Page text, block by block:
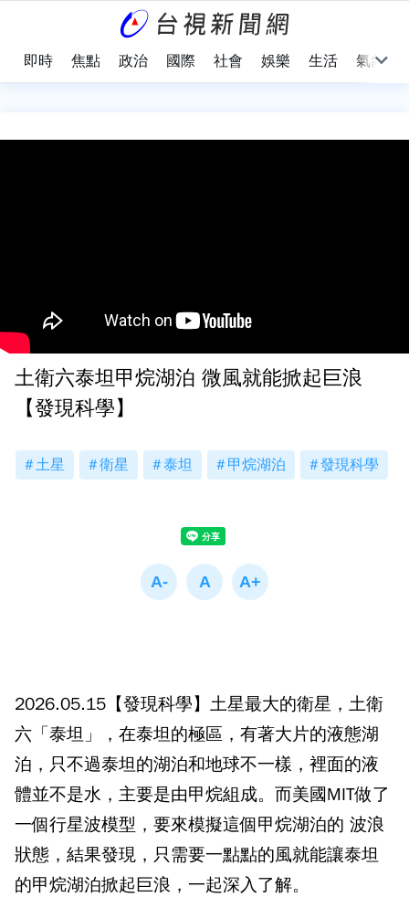
即時 焦點 政治 國際 社會 娛樂 生活 氣象
土衛六泰坦甲烷湖泊 微風就能掀起巨浪
【發現科學】
土星 衛星 泰坦 甲烷湖泊 發現科學
2026.05.15【發現科學】土星最大的衛星，土衛
六「泰坦」，在泰坦的極區，有著大片的液態湖
泊，只不過泰坦的湖泊和地球不一樣，裡面的液
體並不是水，主要是由甲烷組成。而美國MIT做了
一個行星波模型，要來模擬這個甲烷湖泊的 波浪
狀態，結果發現，只需要一點點的風就能讓泰坦
的甲烷湖泊掀起巨浪，一起深入了解。